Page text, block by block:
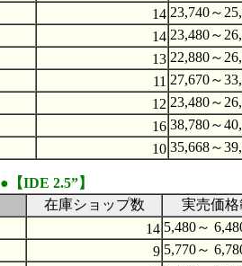
14 23,740～
14 23,480～
13 22,880～
11 27,670～
12 23,480～
16 38,780～
10 35,668～
●【IDE 2.5”】
在庫ショップ数 実売価格
14 5,480～
9 5,770～